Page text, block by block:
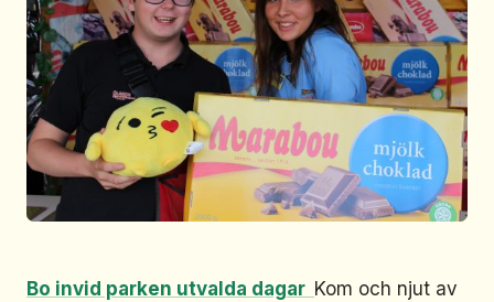
Bo invid parken utvalda dagar Kom och njut av